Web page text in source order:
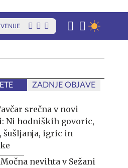
ZADNJE OBJAVE
srečna v novi
Ni hodniških govoric,
šušljanja, igric in
nevihta v Sežani